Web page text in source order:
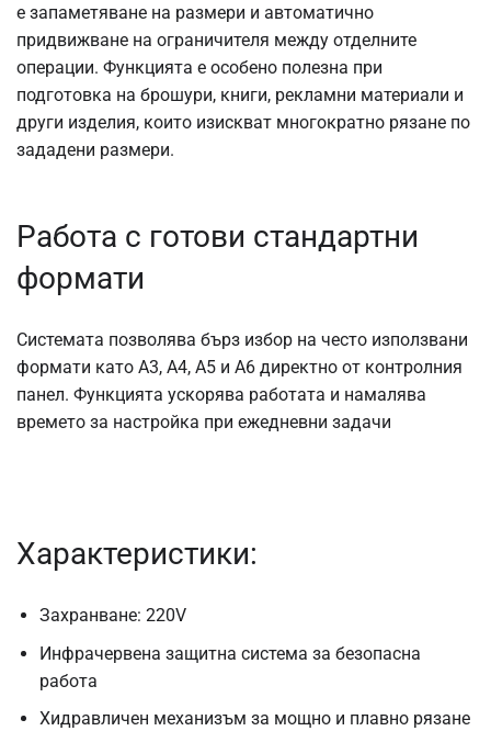
е запаметяване на размери и автоматично
придвижване на ограничителя между отделните
операции. Функцията е особено полезна при
подготовка на брошури, книги, рекламни материали и
други изделия, които изискват многократно рязане по
зададени размери.
Работа с готови стандартни
формати
Системата позволява бърз избор на често използвани
формати като A3, A4, A5 и A6 директно от контролния
панел. Функцията ускорява работата и намалява
времето за настройка при ежедневни задачи
Характеристики:
Захранване: 220V
Инфрачервена защитна система за безопасна
работа
Хидравличен механизъм за мощно и плавно рязане